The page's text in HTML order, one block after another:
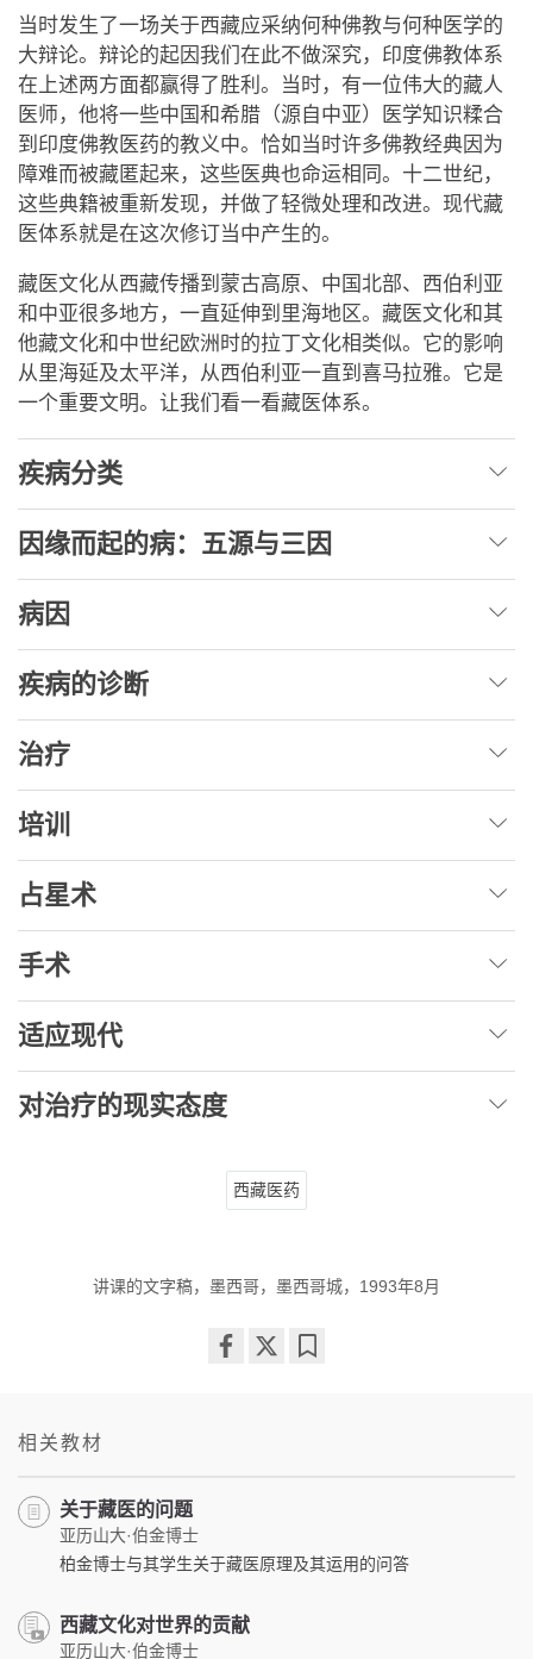
当时发生了一场关于西藏应采纳何种佛教与何种医学的
大辩论。辩论的起因我们在此不做深究，印度佛教体系
在上述两方面都赢得了胜利。当时，有一位伟大的藏人
医师，他将一些中国和希腊（源自中亚）医学知识糅合
到印度佛教医药的教义中。恰如当时许多佛教经典因为
障难而被藏匿起来，这些医典也命运相同。十二世纪，
这些典籍被重新发现，并做了轻微处理和改进。现代藏
医体系就是在这次修订当中产生的。
藏医文化从西藏传播到蒙古高原、中国北部、西伯利亚
和中亚很多地方，一直延伸到里海地区。藏医文化和其
他藏文化和中世纪欧洲时的拉丁文化相类似。它的影响
从里海延及太平洋，从西伯利亚一直到喜马拉雅。它是
一个重要文明。让我们看一看藏医体系。
疾病分类
因缘而起的病：五源与三因
病因
疾病的诊断
治疗
培训
占星术
手术
适应现代
对治疗的现实态度
西藏医药
讲课的文字稿，墨西哥，墨西哥城，1993年8月
相关教材
关于藏医的问题
亚历山大·伯金博士
柏金博士与其学生关于藏医原理及其运用的问答
西藏文化对世界的贡献
亚历山大·伯金博士